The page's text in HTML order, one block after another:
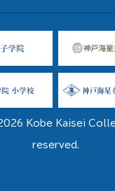
Kobe Kaisei
reserved.